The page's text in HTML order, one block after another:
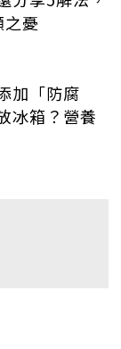
憂
加「防腐
冰箱？營養